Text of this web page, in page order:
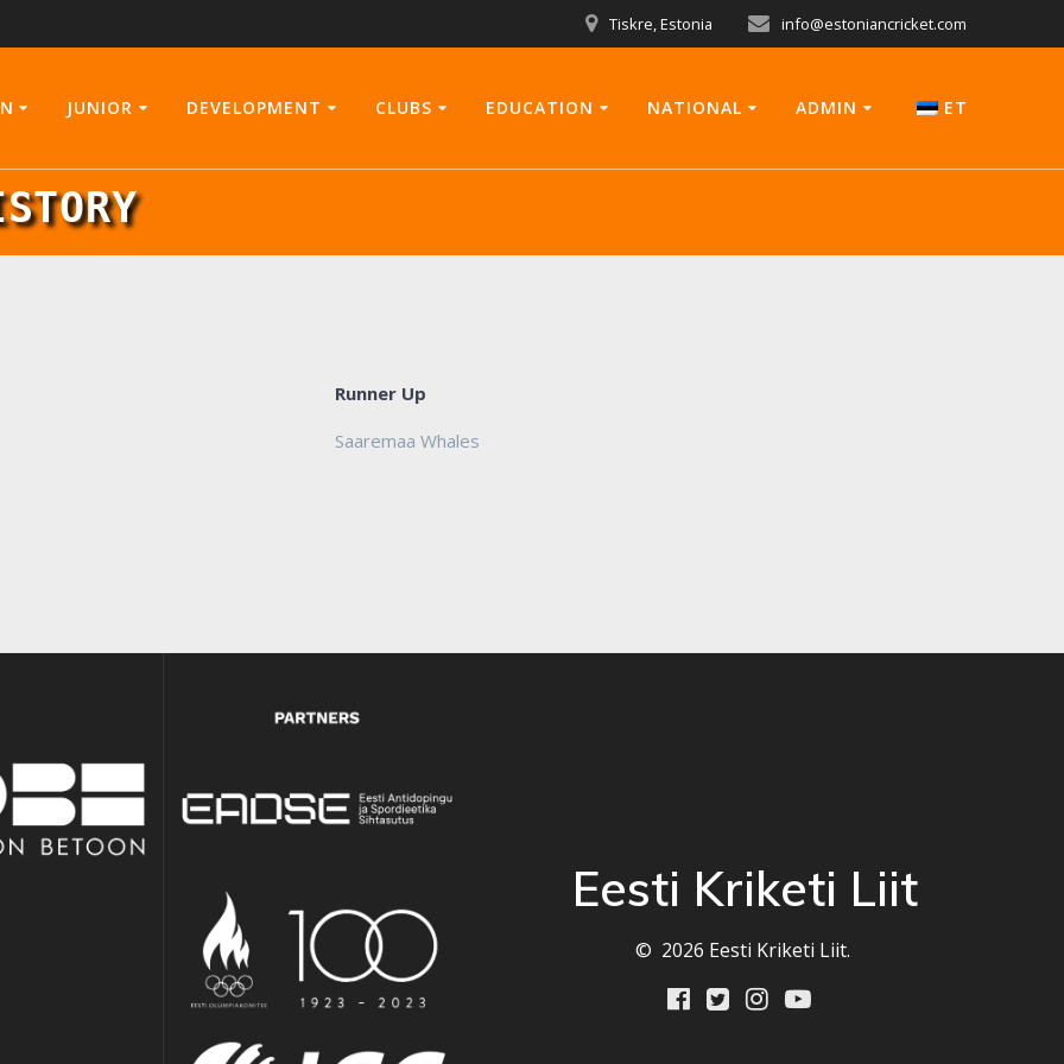
Tiskre, Estonia info@estoniancricket.com
JUNIOR DEVELOPMENT CLUBS EDUCATION NATIONAL ADMIN ET
Runner Up
Saaremaa Whales
Eesti Kriketi Liit
© 2026 Eesti Kriketi Liit.